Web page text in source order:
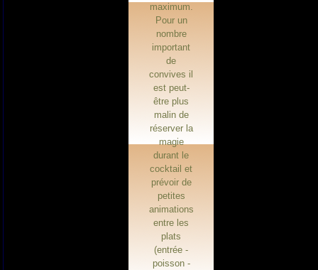
maximum.
Pour un
nombre
important
de
convives il
est peut-
être plus
malin de
réserver la
magie
durant le
cocktail et
prévoir de
petites
animations
entre les
plats
(entrée -
poisson -